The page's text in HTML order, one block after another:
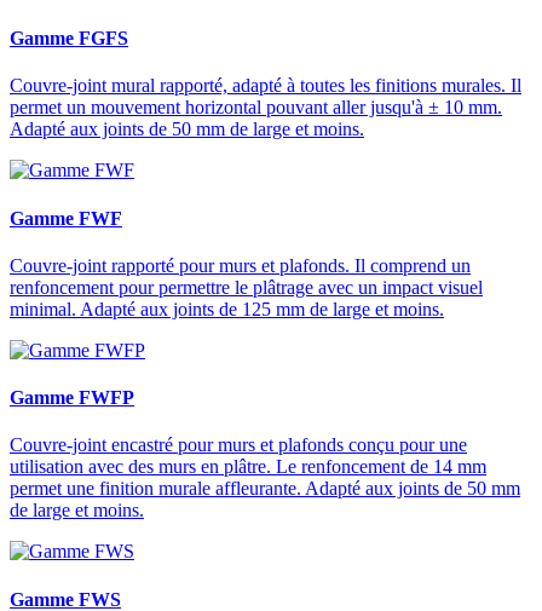
Gamme FGFS
Couvre-joint mural rapporté, adapté à toutes les finitions murales. Il
permet un mouvement horizontal pouvant aller jusqu'à ± 10 mm.
Adapté aux joints de 50 mm de large et moins.
Gamme FWF
Couvre-joint rapporté pour murs et plafonds. Il comprend un
renfoncement pour permettre le plâtrage avec un impact visuel
minimal. Adapté aux joints de 125 mm de large et moins.
Gamme FWFP
Couvre-joint encastré pour murs et plafonds conçu pour une
utilisation avec des murs en plâtre. Le renfoncement de 14 mm
permet une finition murale affleurante. Adapté aux joints de 50 mm
de large et moins.
Gamme FWS